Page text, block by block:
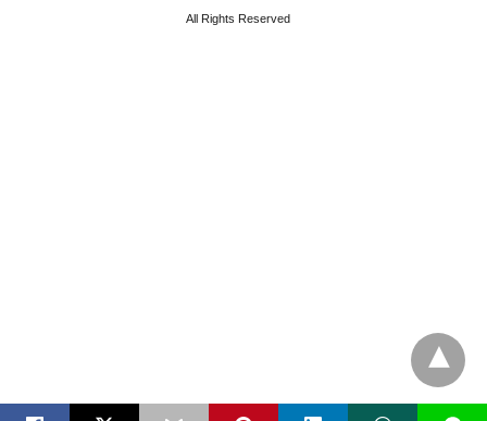
All Rights Reserved